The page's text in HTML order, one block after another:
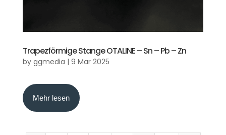
Trapezförmige Stange OTALINE – Sn – Pb – Zn
by ggmedia | 9 Mar 2025
Mehr lesen